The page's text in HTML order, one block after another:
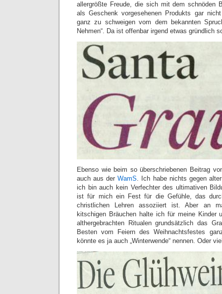
allergrößte Freude, die sich mit dem schnöden
als Geschenk vorgesehenen Produkts gar
ganz zu schweigen vom dem bekannten
Nehmen“. Da ist offenbar irgend etwas gründlich
Ebenso wie beim so überschriebenen Beitrag
auch aus derWamS. Ich habe nichts gegen
ich bin auch kein Verfechter des ultimativen
ist für mich ein Fest für die Gefühle, das
christlichen Lehren assoziiert ist. Aber an
kitschigen Bräuchen halte ich für meine Kinder
althergebrachten Ritualen grundsätzlich das
Besten vom Feiern des Weihnachtsfestes
könnte es ja auch „Winterwende“ nennen. Oder